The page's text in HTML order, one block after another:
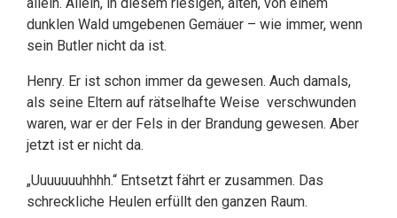
dunklen Wald umgebenen Gemäuer – wie immer, wenn
sein Butler nicht da ist.
Henry. Er ist schon immer da gewesen. Auch damals,
als seine Eltern auf rätselhafte Weise verschwunden
waren, war er der Fels in der Brandung gewesen. Aber
jetzt ist er nicht da.
„Uuuuuuuhhhh.“ Entsetzt fährt er zusammen. Das
schreckliche Heulen erfüllt den ganzen Raum.